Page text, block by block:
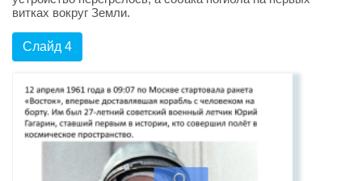
витках вокруг Земли.
Слайд 4